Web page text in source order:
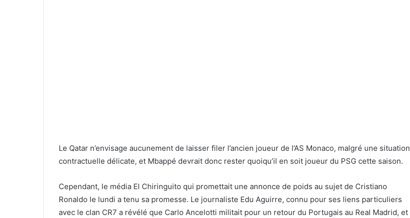
Le Qatar n’envisage aucunement de laisser filer l’ancien joueur de l’AS Monaco, malgré une situation
contractuelle délicate, et Mbappé devrait donc rester quoiqu’il en soit joueur du PSG cette saison.
Cependant, le média El Chiringuito qui promettait une annonce de poids au sujet de Cristiano
Ronaldo le lundi a tenu sa promesse. Le journaliste Edu Aguirre, connu pour ses liens particuliers
avec le clan CR7 a révélé que Carlo Ancelotti militait pour un retour du Portugais au Real Madrid, et